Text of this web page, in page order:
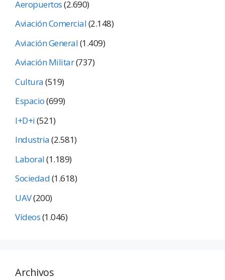
Aeropuertos(2.690)
Aviación Comercial(2.148)
Aviación General(1.409)
Aviación Militar(737)
Cultura(519)
Espacio(699)
I+D+i(521)
Industria(2.581)
Laboral(1.189)
Sociedad(1.618)
UAV(200)
Vídeos(1.046)
Archivos